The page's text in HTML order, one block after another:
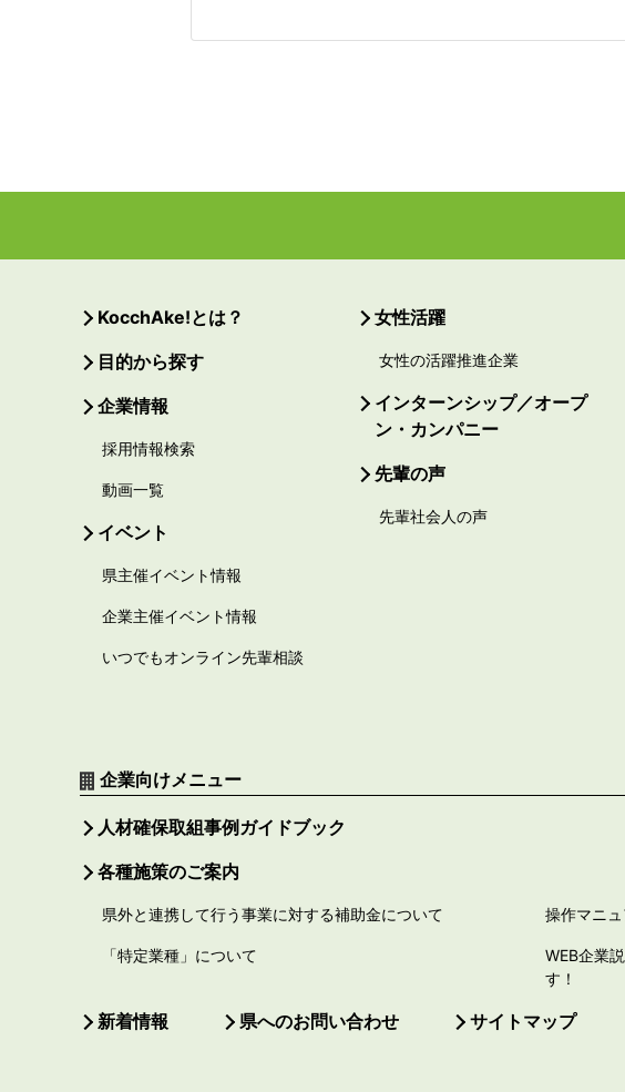
KocchAke!とは？
目的から探す
企業情報
採用情報検索
動画一覧
イベント
県主催イベント情報
企業主催イベント情報
いつでもオンライン先輩相談
女性活躍
女性の活躍推進企業
インターンシップ／オープ
ン・カンパニー
先輩の声
先輩社会人の声
企業向けメニュー
人材確保取組事例ガイドブック
各種施策のご案内
県外と連携して行う事業に対する補助金について 操作マニ
「特定業種」について
WEB企業
す！
新着情報 県へのお問い合わせ サイトマップ